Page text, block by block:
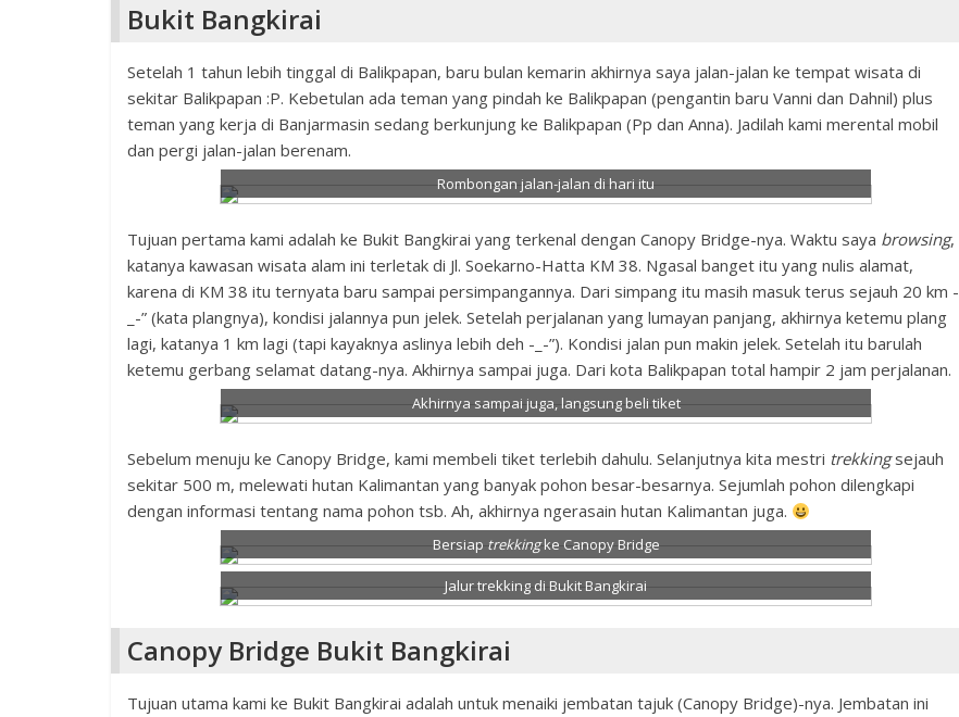
Bukit Bangkirai
Setelah 1 tahun lebih tinggal di Balikpapan, baru bulan kemarin akhirnya saya jalan-jalan ke tempat wisata di
sekitar Balikpapan :P. Kebetulan ada teman yang pindah ke Balikpapan (pengantin baru Vanni dan Dahnil) plus
teman yang kerja di Banjarmasin sedang berkunjung ke Balikpapan (Pp dan Anna). Jadilah kami merental mobil
dan pergi jalan-jalan berenam.
Rombongan jalan-jalan di hari itu
Tujuan pertama kami adalah ke Bukit Bangkirai yang terkenal dengan Canopy Bridge-nya. Waktu saya browsing,
katanya kawasan wisata alam ini terletak di Jl. Soekarno-Hatta KM 38. Ngasal banget itu yang nulis alamat,
karena di KM 38 itu ternyata baru sampai persimpangannya. Dari simpang itu masih masuk terus sejauh 20 km -
_-” (kata plangnya), kondisi jalannya pun jelek. Setelah perjalanan yang lumayan panjang, akhirnya ketemu plang
lagi, katanya 1 km lagi (tapi kayaknya aslinya lebih deh -_-”). Kondisi jalan pun makin jelek. Setelah itu barulah
ketemu gerbang selamat datang-nya. Akhirnya sampai juga. Dari kota Balikpapan total hampir 2 jam perjalanan.
Akhirnya sampai juga, langsung beli tiket
Sebelum menuju ke Canopy Bridge, kami membeli tiket terlebih dahulu. Selanjutnya kita mestri trekkingsejauh
sekitar 500 m, melewati hutan Kalimantan yang banyak pohon besar-besarnya. Sejumlah pohon dilengkapi
dengan informasi tentang nama pohon tsb. Ah, akhirnya ngerasain hutan Kalimantan juga.
Bersiap trekkingke Canopy Bridge
Jalur trekking di Bukit Bangkirai
Canopy Bridge Bukit Bangkirai
Tujuan utama kami ke Bukit Bangkirai adalah untuk menaiki jembatan tajuk (Canopy Bridge)-nya. Jembatan ini